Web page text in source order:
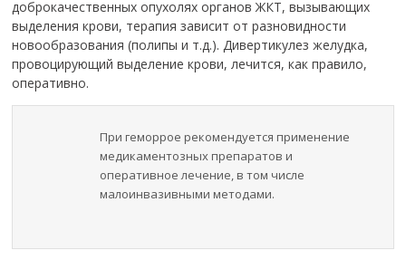
доброкачественных опухолях органов ЖКТ, вызывающих
выделения крови, терапия зависит от разновидности
новообразования (полипы и т.д.). Дивертикулез желудка,
провоцирующий выделение крови, лечится, как правило,
оперативно.
При геморрое рекомендуется применение
медикаментозных препаратов и
оперативное лечение, в том числе
малоинвазивными методами.